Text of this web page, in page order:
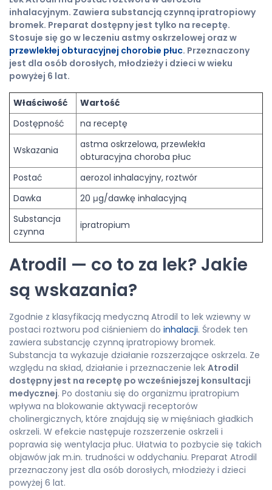
inhalacyjnym. Zawiera substancją czynną ipratropiowy
bromek. Preparat dostępny jest tylko na receptę.
Stosuje się go w leczeniu astmy oskrzelowej oraz w
przewlekłej obturacyjnej chorobie płuc. Przeznaczony
jest dla osób dorosłych, młodzieży i dzieci w wieku
powyżej 6 lat.
Właściwość
Wartość
Dostępność
na receptę
Wskazania
astma oskrzelowa, przewlekła
obturacyjna choroba płuc
Postać
aerozol inhalacyjny, roztwór
Dawka
20 μg/dawkę inhalacyjną
Substancja
czynna
ipratropium
Atrodil — co to za lek? Jakie
są wskazania?
Zgodnie z klasyfikacją medyczną Atrodil to lek wziewny w
postaci roztworu pod ciśnieniem do inhalacji. Środek ten
zawiera substancję czynną ipratropiowy bromek.
Substancja ta wykazuje działanie rozszerzające oskrzela. Ze
względu na skład, działanie i przeznaczenie lek Atrodil
dostępny jest na receptę po wcześniejszej konsultacji
medycznej. Po dostaniu się do organizmu ipratropium
wpływa na blokowanie aktywacji receptorów
cholinergicznych, które znajdują się w mięśniach gładkich
oskrzeli. W efekcie następuje rozszerzenie oskrzeli i
poprawia się wentylacja płuc. Ułatwia to pozbycie się takich
objawów jak m.in. trudności w oddychaniu. Preparat Atrodil
przeznaczony jest dla osób dorosłych, młodzieży i dzieci
powyżej 6 lat.